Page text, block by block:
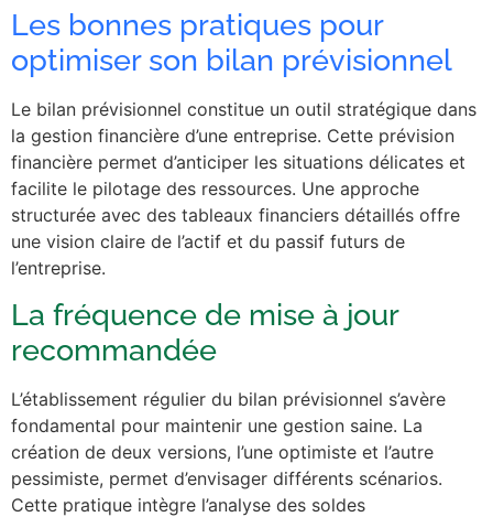
Les bonnes pratiques pour
optimiser son bilan prévisionnel
Le bilan prévisionnel constitue un outil stratégique dans
la gestion financière d’une entreprise. Cette prévision
financière permet d’anticiper les situations délicates et
facilite le pilotage des ressources. Une approche
structurée avec des tableaux financiers détaillés offre
une vision claire de l’actif et du passif futurs de
l’entreprise.
La fréquence de mise à jour
recommandée
L’établissement régulier du bilan prévisionnel s’avère
fondamental pour maintenir une gestion saine. La
création de deux versions, l’une optimiste et l’autre
pessimiste, permet d’envisager différents scénarios.
Cette pratique intègre l’analyse des soldes